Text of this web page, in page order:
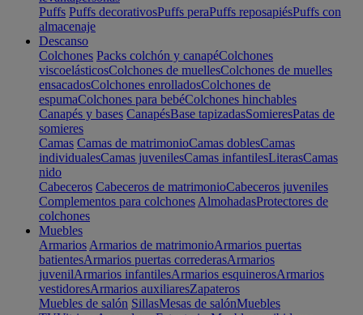
Puffs Puffs decorativosPuffs peraPuffs reposapiésPuffs con
almacenaje
Descanso
Colchones Packs colchón y canapéColchones
viscoelásticosColchones de muellesColchones de muelles
ensacadosColchones enrolladosColchones de
espumaColchones para bebéColchones hinchables
Canapés y bases CanapésBase tapizadasSomieresPatas de
somieres
Camas Camas de matrimonioCamas doblesCamas
individualesCamas juvenilesCamas infantilesLiterasCamas
nido
Cabeceros Cabeceros de matrimonioCabeceros juveniles
Complementos para colchones AlmohadasProtectores de
colchones
Muebles
Armarios Armarios de matrimonioArmarios puertas
batientesArmarios puertas correderasArmarios
juvenilArmarios infantilesArmarios esquinerosArmarios
vestidoresArmarios auxiliaresZapateros
Muebles de salón SillasMesas de salónMuebles